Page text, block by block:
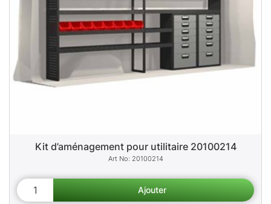
Kit d’aménagement pour utilitaire 20100214
20100214